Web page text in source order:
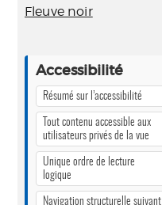
Fleuve noir
Accessibilité
Résumé sur l’accessibilité
Tout contenu accessible aux
utilisateurs privés de la vue
Unique ordre de lecture
logique
Navigation structurelle suivant